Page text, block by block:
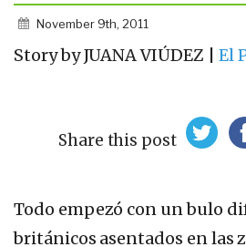
November 9th, 2011
Story by JUANA VIÚDEZ | El
Share this post
Todo empezó con un bulo
británicos asentados en las